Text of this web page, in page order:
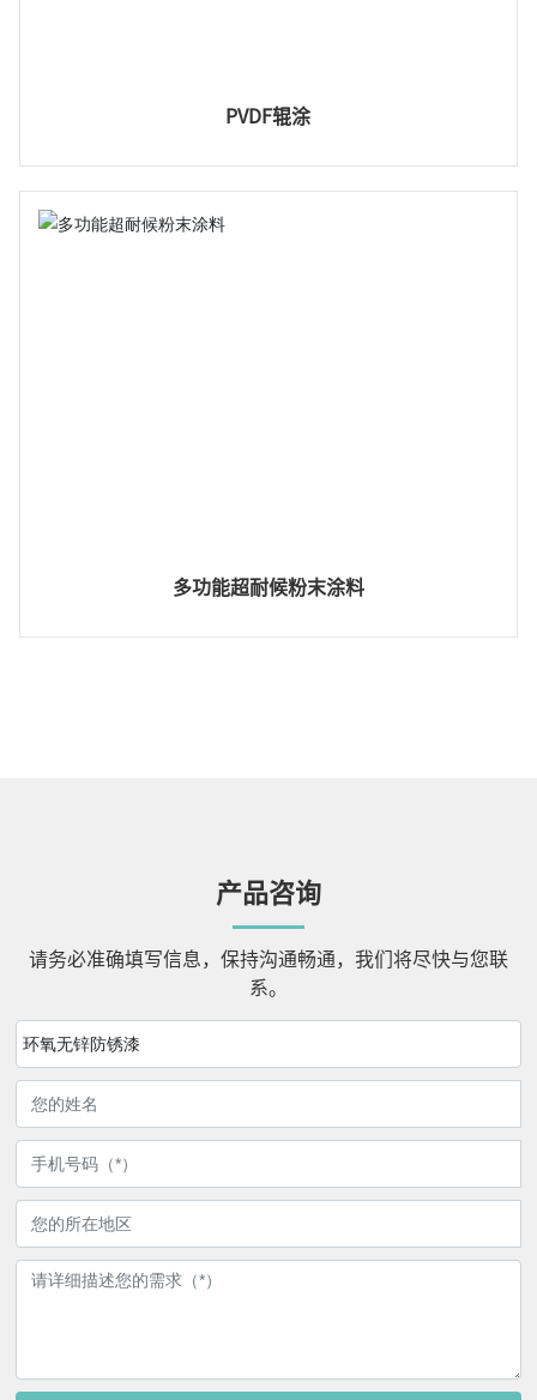
PVDF辊涂
多功能超耐候粉末涂料
产品咨询
请务必准确填写信息，保持沟通畅通，我们将尽快与您联
系。
环氧无锌防锈漆